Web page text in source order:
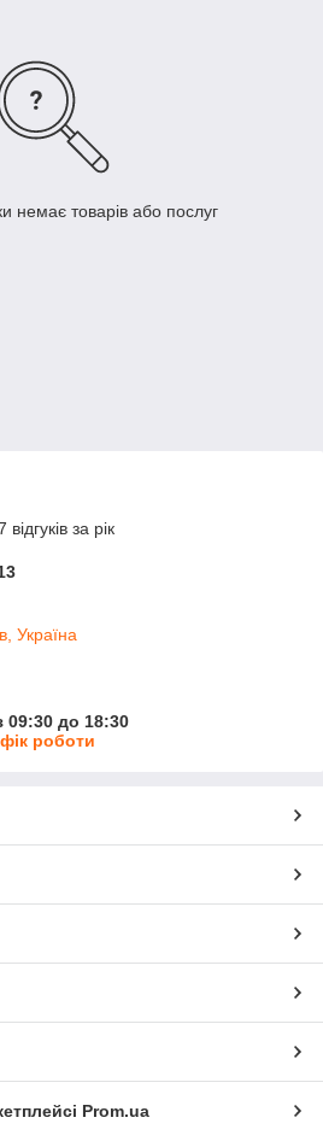
немає товарів або послуг
за рік
Україна
09:30 до 18:30
роботи
Prom.ua